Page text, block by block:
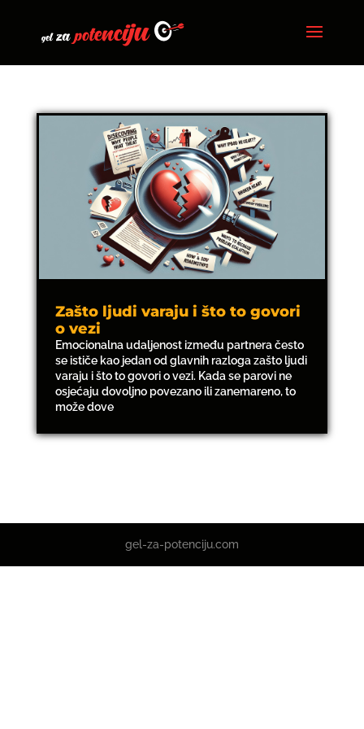
Zašto ljudi varaju i što to govori
o vezi
Emocionalna udaljenost između partnera često
se ističe kao jedan od glavnih razloga zašto ljudi
varaju i što to govori o vezi. Kada se parovi ne
osjećaju dovoljno povezano ili zanemareno, to
može dove
gel-za-potenciju.com